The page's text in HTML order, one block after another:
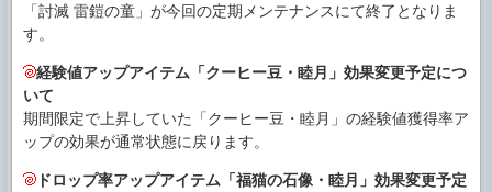
「討滅 雷鎧の童」が今回の定期メンテナンスにて終了となりま
す。
経験値アップアイテム「クーヒー豆・睦月」効果変更予定につ
いて
期間限定で上昇していた「クーヒー豆・睦月」の経験値獲得率ア
ップの効果が通常状態に戻ります。
ドロップ率アップアイテム「福猫の石像・睦月」効果変更予定